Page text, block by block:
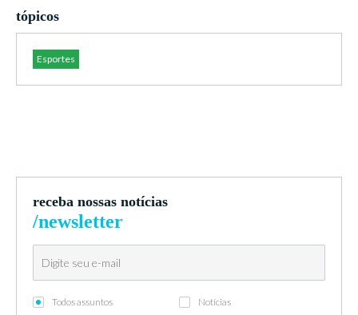
tópicos
Esportes
receba nossas notícias
/newsletter
Todos assuntos
Notícias